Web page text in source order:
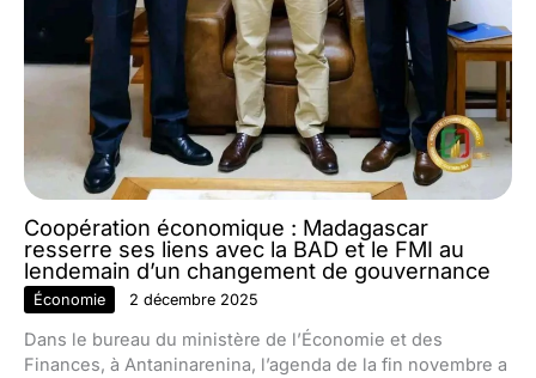
Coopération économique : Madagascar
resserre ses liens avec la BAD et le FMI au
lendemain d’un changement de gouvernance
Économie 2 décembre 2025
Dans le bureau du ministère de l’Économie et des
Finances, à Antaninarenina, l’agenda de la fin novembre a